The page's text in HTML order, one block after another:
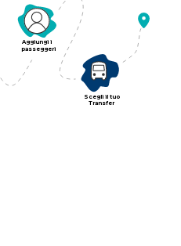
Scegli il tuo
Transfer
Aggiungi i
passeggeri